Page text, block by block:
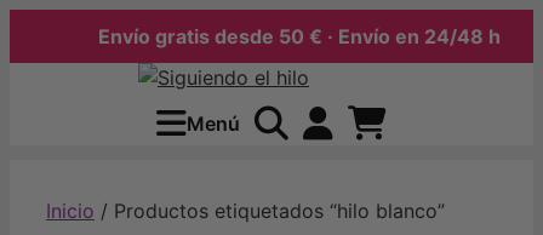
Envío gratis desde 50 € · Envío en 24/48 h
Menú
Inicio / Productos etiquetados “hilo blanco”